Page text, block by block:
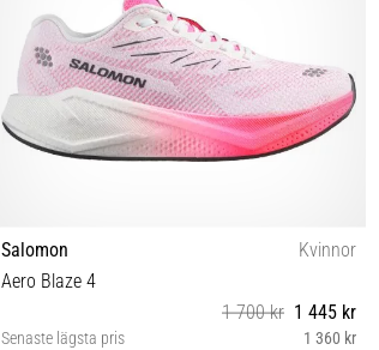
Salomon
Kvinnor
Aero Blaze 4
1 700 kr 1 445 kr
Senaste lägsta pris 1 360 kr